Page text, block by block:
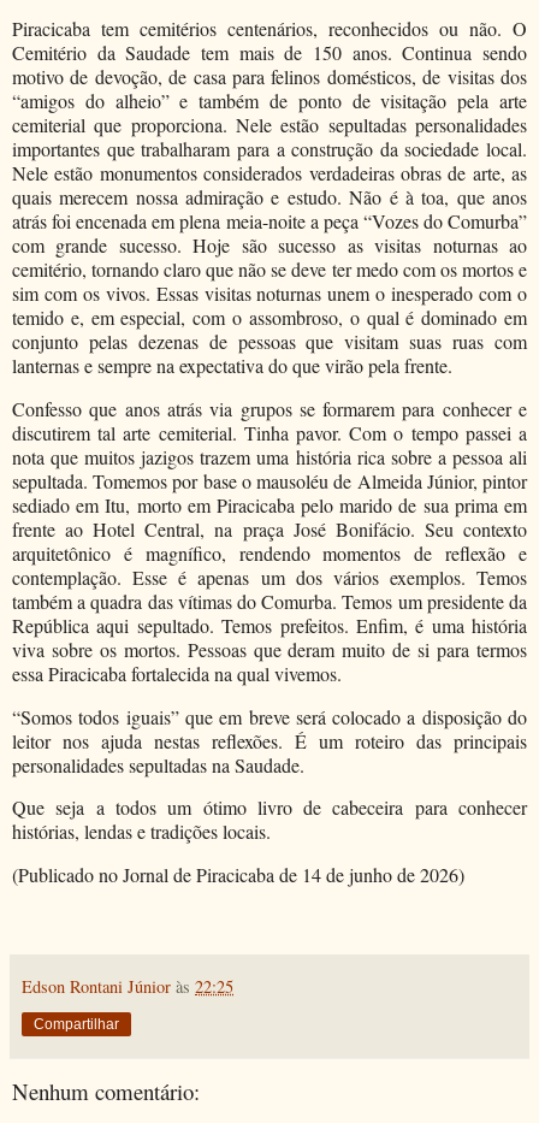
Piracicaba tem cemitérios centenários, reconhecidos ou não. O
Cemitério da Saudade tem mais de 150 anos. Continua sendo
motivo de devoção, de casa para felinos domésticos, de visitas dos
“amigos do alheio” e também de ponto de visitação pela arte
cemiterial que proporciona. Nele estão sepultadas personalidades
importantes que trabalharam para a construção da sociedade local.
Nele estão monumentos considerados verdadeiras obras de arte, as
quais merecem nossa admiração e estudo. Não é à toa, que anos
atrás foi encenada em plena meia-noite a peça “Vozes do Comurba”
com grande sucesso. Hoje são sucesso as visitas noturnas ao
cemitério, tornando claro que não se deve ter medo com os mortos e
sim com os vivos. Essas visitas noturnas unem o inesperado com o
temido e, em especial, com o assombroso, o qual é dominado em
conjunto pelas dezenas de pessoas que visitam suas ruas com
lanternas e sempre na expectativa do que virão pela frente.
Confesso que anos atrás via grupos se formarem para conhecer e
discutirem tal arte cemiterial. Tinha pavor. Com o tempo passei a
nota que muitos jazigos trazem uma história rica sobre a pessoa ali
sepultada. Tomemos por base o mausoléu de Almeida Júnior, pintor
sediado em Itu, morto em Piracicaba pelo marido de sua prima em
frente ao Hotel Central, na praça José Bonifácio. Seu contexto
arquitetônico é magnífico, rendendo momentos de reflexão e
contemplação. Esse é apenas um dos vários exemplos. Temos
também a quadra das vítimas do Comurba. Temos um presidente da
República aqui sepultado. Temos prefeitos. Enfim, é uma história
viva sobre os mortos. Pessoas que deram muito de si para termos
essa Piracicaba fortalecida na qual vivemos.
“Somos todos iguais” que em breve será colocado a disposição do
leitor nos ajuda nestas reflexões. É um roteiro das principais
personalidades sepultadas na Saudade.
Que seja a todos um ótimo livro de cabeceira para conhecer
histórias, lendas e tradições locais.
(Publicado no Jornal de Piracicaba de 14 de junho de 2026)
Edson Rontani Júnior às 22:25
Compartilhar
Nenhum comentário: